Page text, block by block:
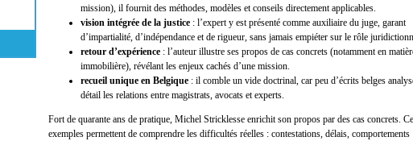
mission), il fournit des méthodes, modèles et conseils directement applicables.
vision intégrée de la justice : l’expert y est présenté comme auxiliaire du juge, garant
d’impartialité, d’indépendance et de rigueur, sans jamais empiéter sur le rôle
retour d’expérience : l’auteur illustre ses propos de cas concrets (notamment en
immobilière), révélant les enjeux cachés d’une mission.
recueil unique en Belgique : il comble un vide doctrinal, car peu d’écrits belges
détail les relations entre magistrats, avocats et experts.
Fort de quarante ans de pratique, Michel Stricklesse enrichit son propos par des cas concrets.
exemples permettent de comprendre les difficultés réelles : contestations, délais, comportements